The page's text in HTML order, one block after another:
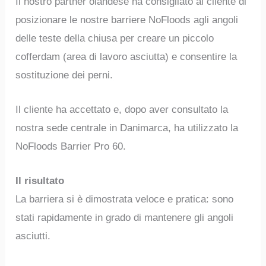
posizionare le nostre barriere NoFloods agli angoli
delle teste della chiusa per creare un piccolo
cofferdam (area di lavoro asciutta) e consentire la
sostituzione dei perni.
Il cliente ha accettato e, dopo aver consultato la
nostra sede centrale in Danimarca, ha utilizzato la
NoFloods Barrier Pro 60.
Il risultato
La barriera si è dimostrata veloce e pratica: sono
stati rapidamente in grado di mantenere gli angoli
asciutti.